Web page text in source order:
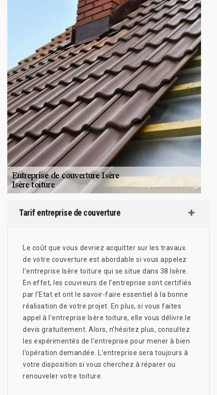
Tarif entreprise de couverture
Le coût que vous devriez acquitter sur les travaux
de votre couverture est abordable si vous appelez
l’entreprise Isère toiture qui se situe dans 38 Isère.
En effet, les couvreurs de l’entreprise sont certifiés
par l’Etat et ont le savoir-faire essentiel à la bonne
réalisation de votre projet. En plus, si vous faites
appel à l’entreprise Isère toiture, elle vous délivre le
devis gratuitement. Alors, n’hésitez plus, consultez
les expérimentés de l’entreprise pour mener à bien
l’opération demandée. L’entreprise sera toujours à
votre disposition si vous cherchez à réparer ou
renouveler votre toiture.